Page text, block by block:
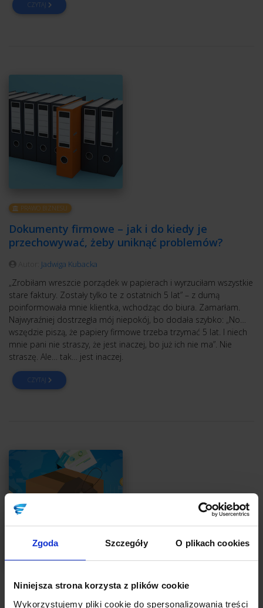
Zgoda Szczegóły O plikach cookies
Niniejsza strona korzysta z plików cookie
Wykorzystujemy pliki cookie do spersonalizowania treści
CZYTAJ
PRAWO BIZNESU
Dokumenty firmowe – jak i do kiedy je
przechowywać, żeby uniknąć problemów?
Jadwiga Kubacka
„Zrobiłam wreszcie porządek w papierach i wyrzuciłam wszystkie
stare faktury. Zostały tylko te z ostatnich 5 lat” – z dumą
poinformowała mnie klientka, wchodząc do biura. Zamarłam.
Najwyraźniej dostrzegła mój niepokój, bo dodała szybko: „No…
wszędzie piszą, że papiery firmowe trzeba trzymać 5 lat. I niech
mnie pani nie straszy, że jest inaczej, bo już ich nie ma”. Nie
straszę. Ale… tak… jest inaczej.
CZYTAJ
FINANSE
Co każdy nievatowiec powinien wiedzieć, czyli